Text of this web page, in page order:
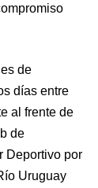
de
días entre
al frente de
de
Deportivo por
Uruguay